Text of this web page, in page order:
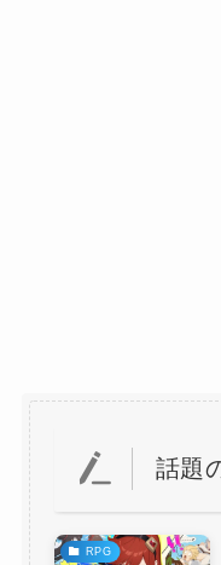
話題
RPG